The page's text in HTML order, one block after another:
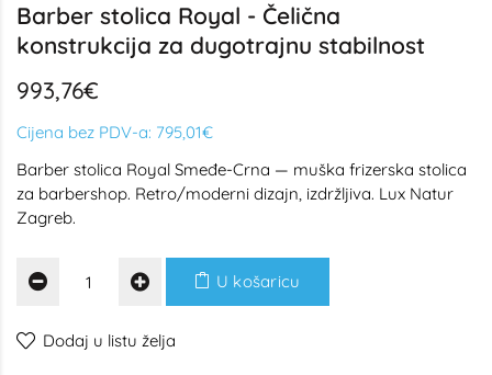
Barber stolica Royal - Čelična
konstrukcija za dugotrajnu stabilnost
993,76€
Cijena bez PDV-a: 795,01€
Barber stolica Royal Smeđe-Crna — muška frizerska stolica
za barbershop. Retro/moderni dizajn, izdržljiva. Lux Natur
Zagreb.
U košaricu
Dodaj u listu želja